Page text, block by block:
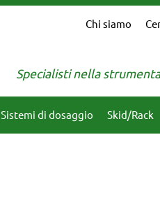
Chi siamo
Specialisti nella
Sistemi di dosaggio Skid/Rack